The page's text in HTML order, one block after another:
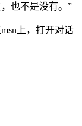
也不是没有。”
上，打开对话